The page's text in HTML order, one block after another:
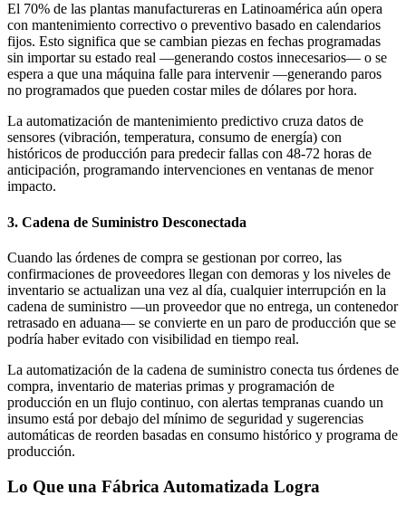
El 70% de las plantas manufactureras en Latinoamérica aún opera
con mantenimiento correctivo o preventivo basado en calendarios
fijos. Esto significa que se cambian piezas en fechas programadas
sin importar su estado real —generando costos innecesarios— o se
espera a que una máquina falle para intervenir —generando paros
no programados que pueden costar miles de dólares por hora.
La automatización de mantenimiento predictivo cruza datos de
sensores (vibración, temperatura, consumo de energía) con
históricos de producción para predecir fallas con 48-72 horas de
anticipación, programando intervenciones en ventanas de menor
impacto.
3. Cadena de Suministro Desconectada
Cuando las órdenes de compra se gestionan por correo, las
confirmaciones de proveedores llegan con demoras y los niveles de
inventario se actualizan una vez al día, cualquier interrupción en la
cadena de suministro —un proveedor que no entrega, un contenedor
retrasado en aduana— se convierte en un paro de producción que se
podría haber evitado con visibilidad en tiempo real.
La automatización de la cadena de suministro conecta tus órdenes de
compra, inventario de materias primas y programación de
producción en un flujo continuo, con alertas tempranas cuando un
insumo está por debajo del mínimo de seguridad y sugerencias
automáticas de reorden basadas en consumo histórico y programa de
producción.
Lo Que una Fábrica Automatizada Logra